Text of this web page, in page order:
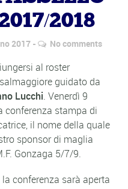
2018
2017 No comments
al roster
guidato da
Lucchi. Venerdì 9
conferenza stampa di
il nome della quale
sponsor di maglia
Gonzaga 5/7/9.
conferenza sarà aperta